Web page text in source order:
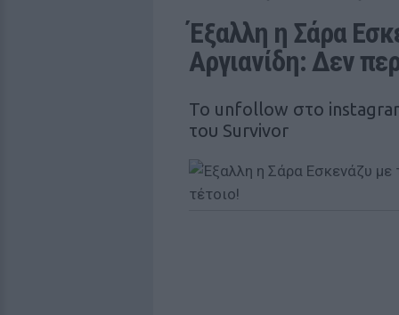
Έξαλλη η Σάρα
Αργιανίδη: Δεν
Το unfollow στο
του Survivor